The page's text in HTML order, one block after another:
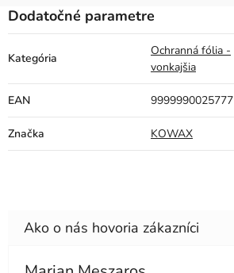
Dodatočné parametre
Kategória
Ochranná fólia -
vonkajšia
EAN 9999990025777
Značka KOWAX